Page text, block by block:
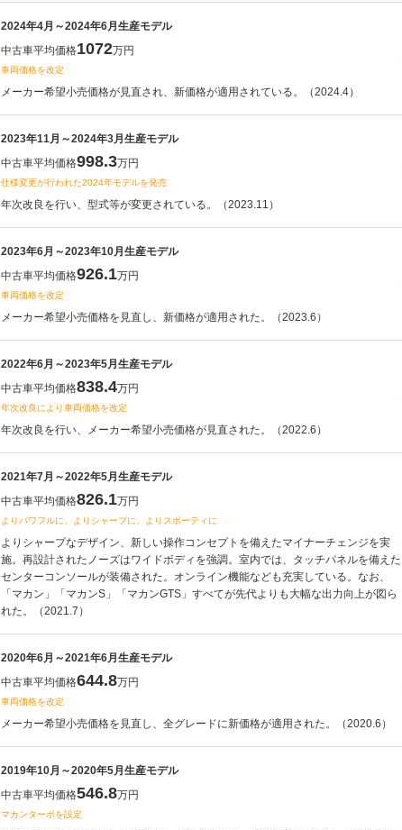
2024年4月～2024年6月生産モデル
中古車平均価格1072万円
車両価格を改定
メーカー希望小売価格が見直され、新価格が適用されている。（2024.4）
2023年11月～2024年3月生産モデル
中古車平均価格998.3万円
仕様変更が行われた2024年モデルを発売
年次改良を行い、型式等が変更されている。（2023.11）
2023年6月～2023年10月生産モデル
中古車平均価格926.1万円
車両価格を改定
メーカー希望小売価格を見直し、新価格が適用された。（2023.6）
2022年6月～2023年5月生産モデル
中古車平均価格838.4万円
年次改良により車両価格を改定
年次改良を行い、メーカー希望小売価格が見直された。（2022.6）
2021年7月～2022年5月生産モデル
中古車平均価格826.1万円
よりパワフルに、よりシャープに、よりスポーティに
よりシャープなデザイン、新しい操作コンセプトを備えたマイナーチェンジを実
施。再設計されたノーズはワイドボディを強調。室内では、タッチパネルを備えた
センターコンソールが装備された。オンライン機能なども充実している。なお、
「マカン」「マカンS」「マカンGTS」すべてが先代よりも大幅な出力向上が図ら
れた。（2021.7）
2020年6月～2021年6月生産モデル
中古車平均価格644.8万円
車両価格を改定
メーカー希望小売価格を見直し、全グレードに新価格が適用された。（2020.6）
2019年10月～2020年5月生産モデル
中古車平均価格546.8万円
マカンターボを設定